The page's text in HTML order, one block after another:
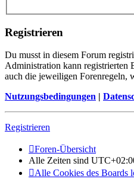
Registrieren
Du musst in diesem Forum
Administration kann registrierten
auch die jeweiligen Forenregeln,
Nutzungsbedingungen |
Registrieren
Foren-Übersicht
Alle Zeiten sind
Alle Cookies des Boards